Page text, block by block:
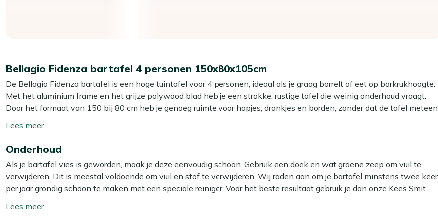
Bellagio Fidenza bartafel 4 personen 150x80x105cm
De Bellagio Fidenza bartafel is een hoge tuintafel voor 4 personen, ideaal als je graag borrelt of eet op barkrukhoogte.
Met het aluminium frame en het grijze polywood blad heb je een strakke, rustige tafel die weinig onderhoud vraagt.
Door het formaat van 150 bij 80 cm heb je genoeg ruimte voor hapjes, drankjes en borden, zonder dat de tafel meteen
combinatie met barkrukken die je er net iets lager bij kiest zodat je ze handig onder de tafel schuift.
Eigenschappen
Aluminium onderstel:Het frame is stevig en licht, waardoor de tafel stabiel staat maar je hem nog wel kunt
verplaatsen als je je terras anders wilt indelen.
schoon te maken na een avond borrelen.
Toon/verberg
meer
Onderhoud
Als je bartafel vies is geworden, maak je deze eenvoudig schoon. Gebruik een doek en wat groene zeep om vuil te
verwijderen. Dit is meestal voldoende om vuil en stof te verwijderen. Wij raden aan om je bartafel minstens twee keer
per jaar grondig schoon te maken met een speciale reiniger. Voor het beste resultaat gebruik je dan onze Kees Smit
Toon/verberg